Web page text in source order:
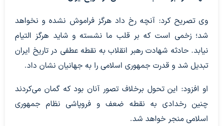
وی تصریح کرد: آنچه رخ داد هرگز فراموش نشده و نخواهد
شد؛ زخمی است که بر قلب ما نشسته و شاید هرگز التیام
نیابد. حادثه شهادت رهبر انقلاب به نقطه عطفی در تاریخ ایران
تبدیل شد و قدرت جمهوری اسلامی را به جهانیان نشان داد.
او افزود: این تحول برخلاف تصور آنان بود که گمان می‌کردند
چنین رخدادی به نقطه ضعف و فروپاشی نظام جمهوری
اسلامی منجر خواهد شد.